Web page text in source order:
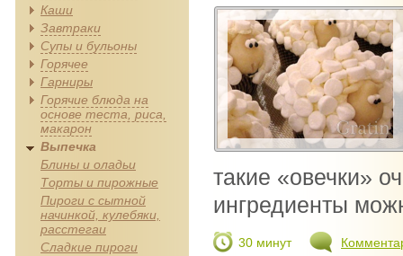
такие «овечки»
ингредиенты
30 минут
Каши
Завтраки
Супы и бульоны
Горячее
Гарниры
Горячие блюда на
основе теста, риса,
макарон
Выпечка
Блины и оладьи
Торты и пирожные
Пироги с сытной
начинкой, кулебяки,
расстегаи
Сладкие пироги